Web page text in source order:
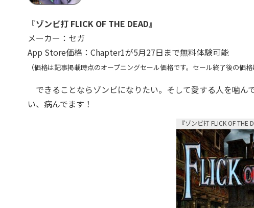
『ゾンビ打 FLICK OF THE DEAD』
メーカー：セガ
App Store価格：Chapter1が5月27日まで無料体験可能
（価格は記事掲載時点のオープニングセール価格です。セール終了後の価
できることならゾンビになりたい。そして愛する人を噛ん
い、病んでます！
『ゾンビ打 FLICK OF THE